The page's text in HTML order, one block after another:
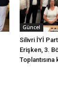
Güncel
Silivri İYİ
Erişken, 3.
Toplantısına